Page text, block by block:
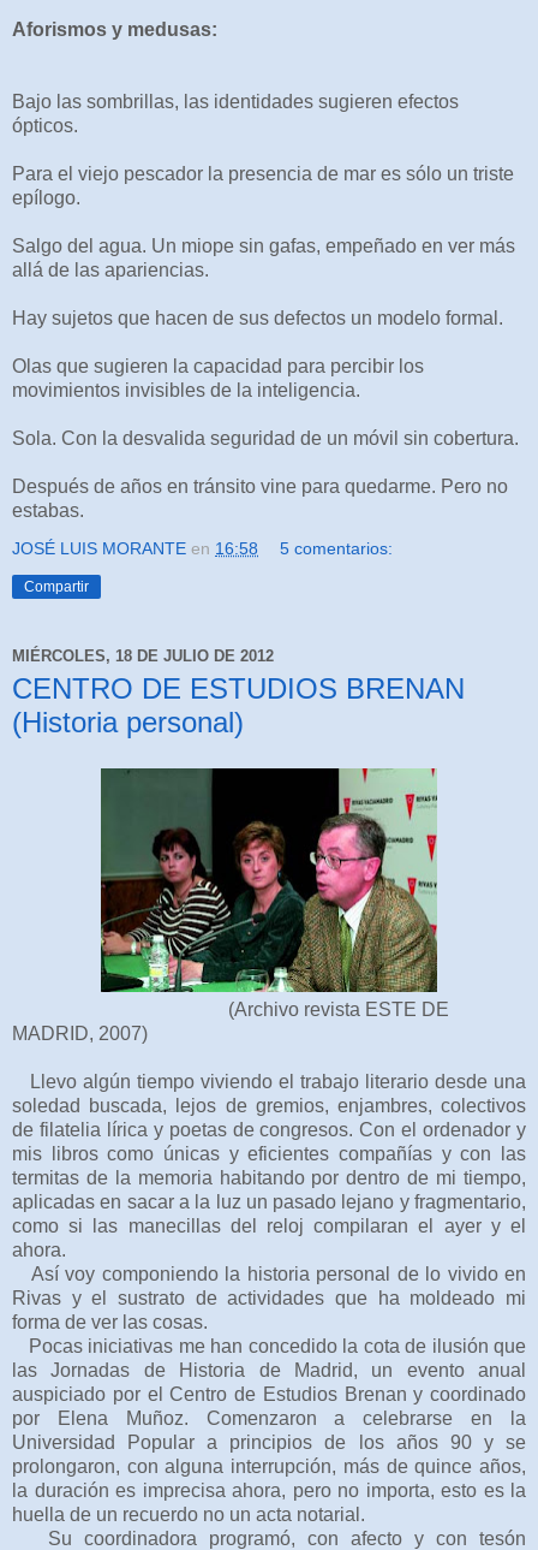
Aforismos y medusas:
Bajo las sombrillas, las identidades sugieren efectos
ópticos.
Para el viejo pescador la presencia de mar es sólo un triste
epílogo.
Salgo del agua. Un miope sin gafas, empeñado en ver más
allá de las apariencias.
Hay sujetos que hacen de sus defectos un modelo formal.
Olas que sugieren la capacidad para percibir los
movimientos invisibles de la inteligencia.
Sola. Con la desvalida seguridad de un móvil sin cobertura.
Después de años en tránsito vine para quedarme. Pero no
estabas.
JOSÉ LUIS MORANTE en 16:58 5 comentarios:
Compartir
MIÉRCOLES, 18 DE JULIO DE 2012
CENTRO DE ESTUDIOS BRENAN
(Historia personal)
(Archivo revista ESTE DE
MADRID, 2007)
Llevo algún tiempo viviendo el trabajo literario desde una
soledad buscada, lejos de gremios, enjambres, colectivos
de filatelia lírica y poetas de congresos. Con el ordenador y
mis libros como únicas y eficientes compañías y con las
termitas de la memoria habitando por dentro de mi tiempo,
aplicadas en sacar a la luz un pasado lejano y fragmentario,
como si las manecillas del reloj compilaran el ayer y el
ahora.
Así voy componiendo la historia personal de lo vivido en
Rivas y el sustrato de actividades que ha moldeado mi
forma de ver las cosas.
Pocas iniciativas me han concedido la cota de ilusión que
las Jornadas de Historia de Madrid, un evento anual
auspiciado por el Centro de Estudios Brenan y coordinado
por Elena Muñoz. Comenzaron a celebrarse en la
Universidad Popular a principios de los años 90 y se
prolongaron, con alguna interrupción, más de quince años,
la duración es imprecisa ahora, pero no importa, esto es la
huella de un recuerdo no un acta notarial.
Su coordinadora programó, con afecto y con tesón